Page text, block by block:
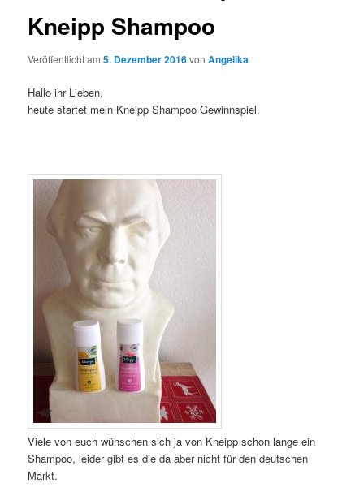
Kneipp Shampoo
Veröffentlicht am5. Dezember 2016vonAngelika
Hallo ihr Lieben,
heute startet mein Kneipp Shampoo Gewinnspiel.
Viele von euch wünschen sich ja von Kneipp schon lange ein
Shampoo, leider gibt es die da aber nicht für den deutschen
Markt.